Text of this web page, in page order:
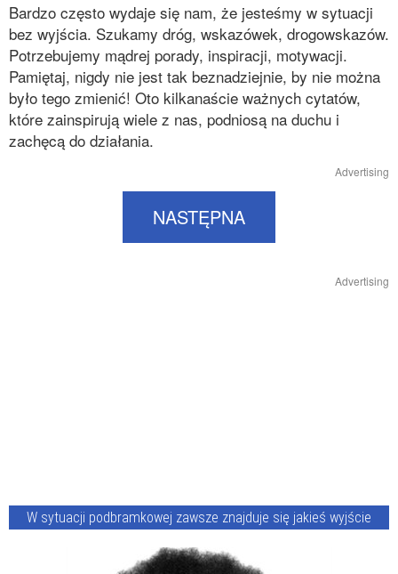
Bardzo często wydaje się nam, że jesteśmy w sytuacji
bez wyjścia. Szukamy dróg, wskazówek, drogowskazów.
Potrzebujemy mądrej porady, inspiracji, motywacji.
Pamiętaj, nigdy nie jest tak beznadziejnie, by nie można
było tego zmienić! Oto kilkanaście ważnych cytatów,
które zainspirują wiele z nas, podniosą na duchu i
zachęcą do działania.
Advertising
NASTĘPNA
Advertising
W sytuacji podbramkowej zawsze znajduje się jakieś wyjście